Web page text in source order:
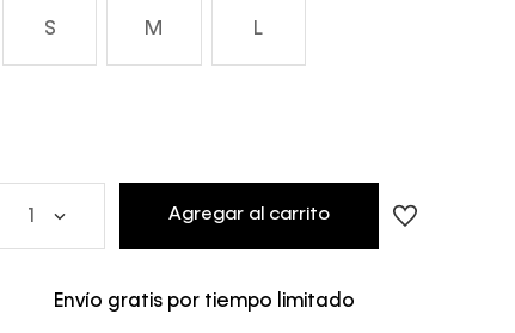
S M L
Agregar al carrito
Envío gratis por tiempo limitado